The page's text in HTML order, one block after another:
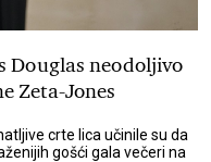
Douglas neodoljivo
Zeta-Jones
crte lica učinile su da
gošći gala večeri na